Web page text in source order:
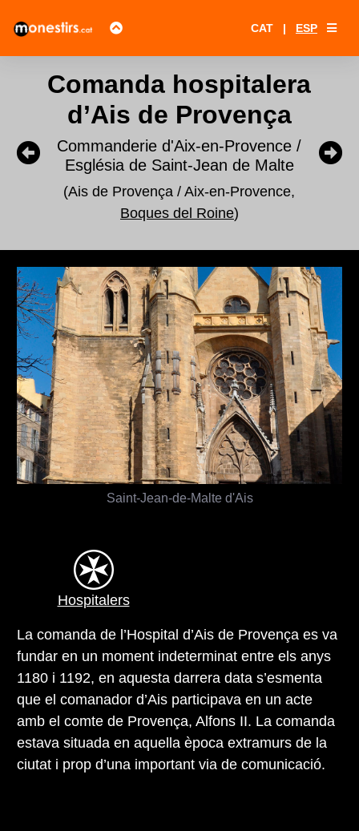
CAT | ESP
Comanda hospitalera
d’Ais de Provença
Commanderie d'Aix-en-Provence /
Església de Saint-Jean de Malte
(Ais de Provença / Aix-en-Provence,
Boques del Roine)
Saint-Jean-de-Malte d'Ais
Hospitalers
La comanda de l’Hospital d’Ais de Provença es va
fundar en un moment indeterminat entre els anys
1180 i 1192, en aquesta darrera data s’esmenta
que el comanador d’Ais participava en un acte
amb el comte de Provença, Alfons II. La comanda
estava situada en aquella època extramurs de la
ciutat i prop d’una important via de comunicació.